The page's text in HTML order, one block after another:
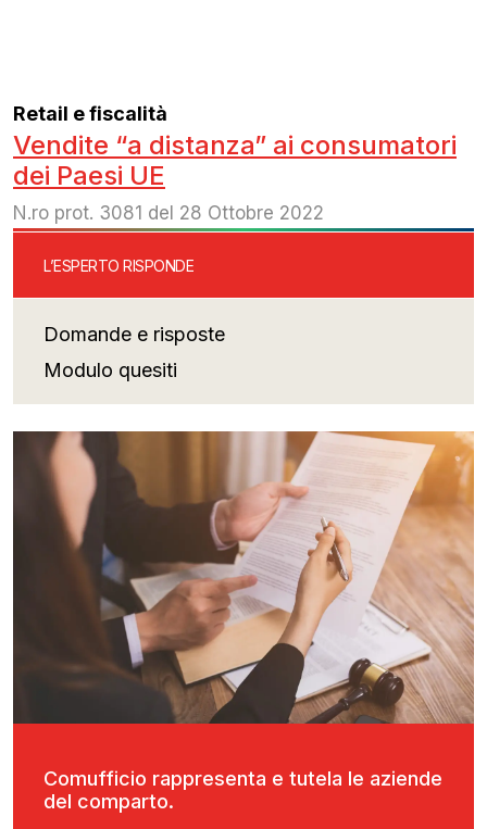
Retail e fiscalità
Vendite “a distanza” ai consumatori
dei Paesi UE
N.ro prot. 3081 del 28 Ottobre 2022
L’ESPERTO RISPONDE
Domande e risposte
Modulo quesiti
Comufficio rappresenta e tutela le aziende
del comparto.